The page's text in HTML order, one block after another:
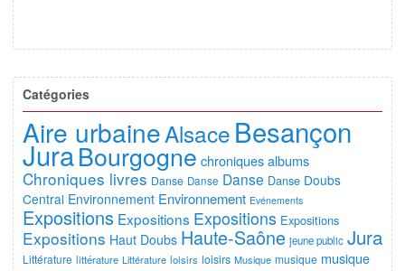
Catégories
Aire urbaineAlsace Besançon
JuraBourgogne chroniques albums
Chroniques livres Danse Danse Danse Danse Doubs
Central Environnement Environnement Evénements
Expositions Expositions Expositions Expositions
Expositions Haut Doubs Haute-Saône jeune public Jura
Littérature littérature Littérature loisirs loisirs Musique musique musique